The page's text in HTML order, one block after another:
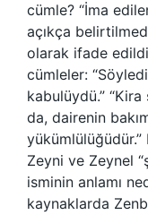
cümle? “İma
açıkça
olarak ifade
cümleler:
kabulüydü.”
da, dairenin
Zeyni ve Zeynel
isminin anlamı
kaynaklarda